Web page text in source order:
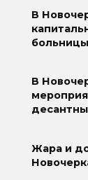
В
В
Жара и